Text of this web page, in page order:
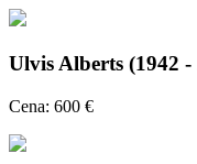
Ulvis Alberts (1942 -
Cena: 600 €